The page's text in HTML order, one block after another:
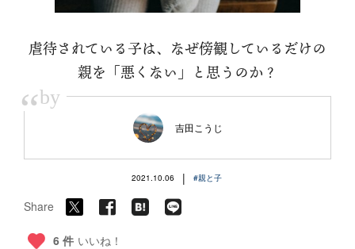
虐待されている子は、なぜ傍観しているだけの
親を「悪くない」と思うのか？
“by
吉田こうじ
2021.10.06 | #親と子
Share
6 件 いいね！